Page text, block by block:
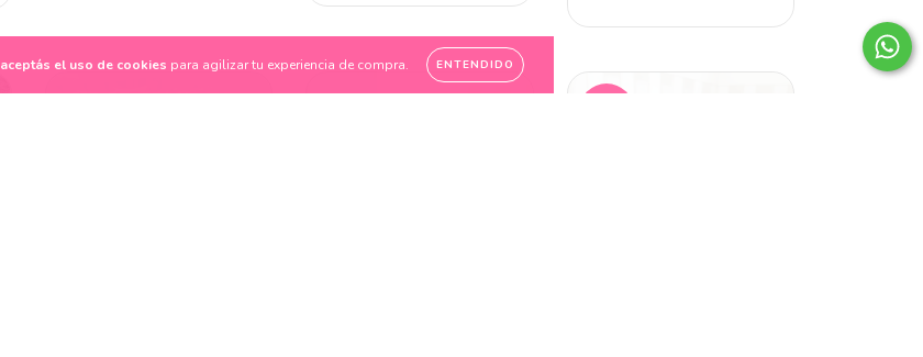
aceptás el uso de cookies para agilizar tu experiencia de compra. ENTENDIDO